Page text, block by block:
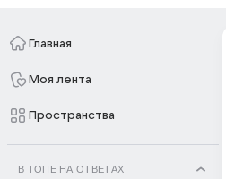
Главная
Моя лента
Пространства
В ТОПЕ НА ОТВЕТАХ